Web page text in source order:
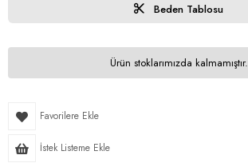
Beden Tablosu
Ürün stoklarımızda kalmamıştır.
Favorilere Ekle
İstek Listeme Ekle